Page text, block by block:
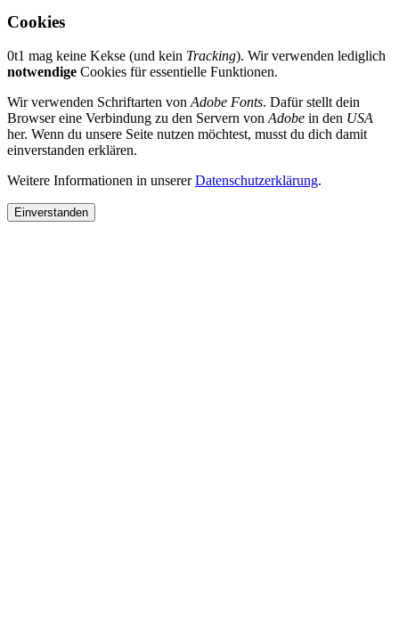
Cookies
0t1 mag keine Kekse (und kein Tracking). Wir verwenden lediglich
notwendige Cookies für essentielle Funktionen.
Wir verwenden Schriftarten von Adobe Fonts. Dafür stellt dein
Browser eine Verbindung zu den Servern von Adobe in den USA
her. Wenn du unsere Seite nutzen möchtest, musst du dich damit
einverstanden erklären.
Weitere Informationen in unsererDatenschutzerklärung.
Einverstanden